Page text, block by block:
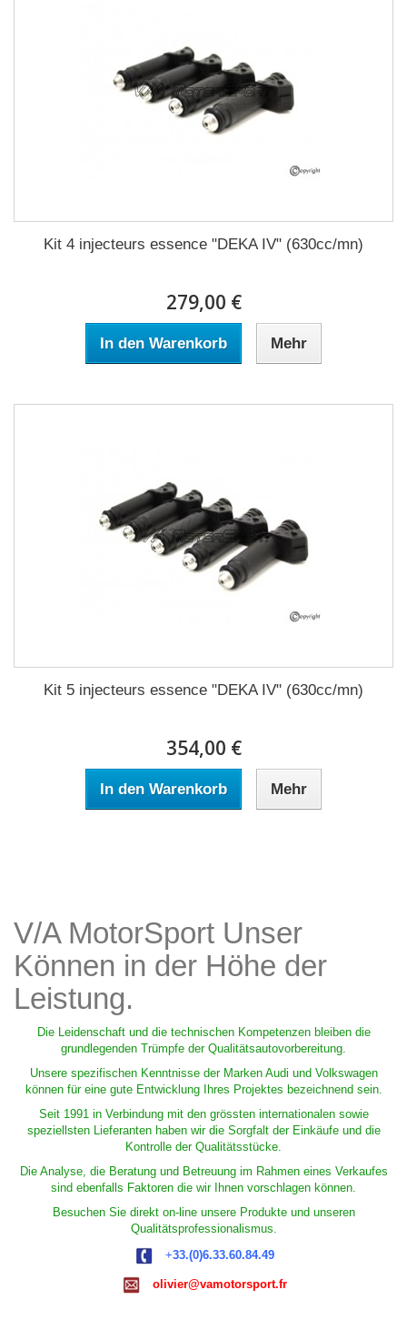
Kit 4 injecteurs essence "DEKA IV" (630cc/mn)
279,00 €
In den Warenkorb Mehr
Kit 5 injecteurs essence "DEKA IV" (630cc/mn)
354,00 €
In den Warenkorb Mehr
V/A MotorSport Unser
Können in der Höhe der
Leistung.
Die Leidenschaft und die technischen Kompetenzen bleiben die
grundlegenden Trümpfe der Qualitätsautovorbereitung.
Unsere spezifischen Kenntnisse der Marken Audi und Volkswagen
können für eine gute Entwicklung Ihres Projektes bezeichnend sein.
Seit 1991 in Verbindung mit den grössten internationalen sowie
speziellsten Lieferanten haben wir die Sorgfalt der Einkäufe und die
Kontrolle der Qualitätsstücke.
Die Analyse, die Beratung und Betreuung im Rahmen eines Verkaufes
sind ebenfalls Faktoren die wir Ihnen vorschlagen können.
Besuchen Sie direkt on-line unsere Produkte und unseren
Qualitätsprofessionalismus.
+33.(0)6.33.60.84.49
olivier@vamotorsport.fr